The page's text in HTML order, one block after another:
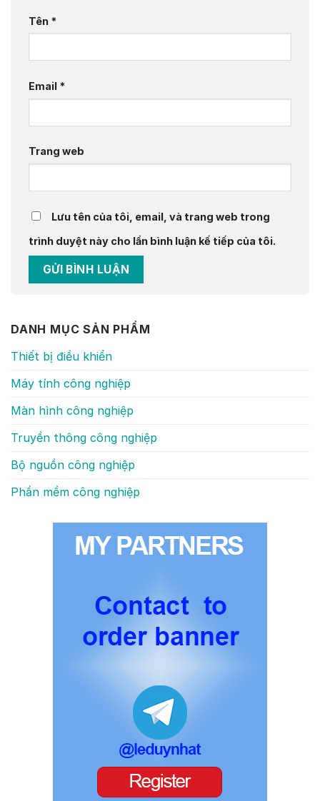
Tên *
Email *
Trang web
Lưu tên của tôi, email, và trang web trong
trình duyệt này cho lần bình luận kế tiếp của tôi.
DANH MỤC SẢN PHẨM
Thiết bị điều khiển
Máy tính công nghiệp
Màn hình công nghiệp
Truyền thông công nghiệp
Bộ nguồn công nghiệp
Phần mềm công nghiệp